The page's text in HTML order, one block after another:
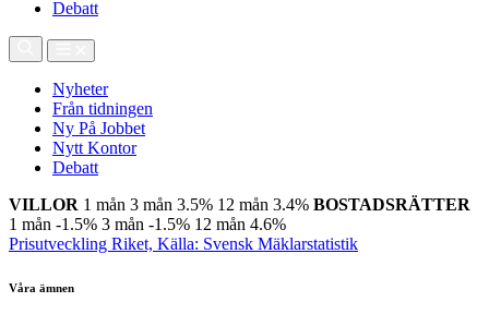
Debatt
Nyheter
Från tidningen
Ny På Jobbet
Nytt Kontor
Debatt
VILLOR 1 mån 3 mån 3.5% 12 mån 3.4% BOSTADSRÄTTER
1 mån -1.5% 3 mån -1.5% 12 mån 4.6%
Prisutveckling Riket, Källa: Svensk Mäklarstatistik
Våra ämnen